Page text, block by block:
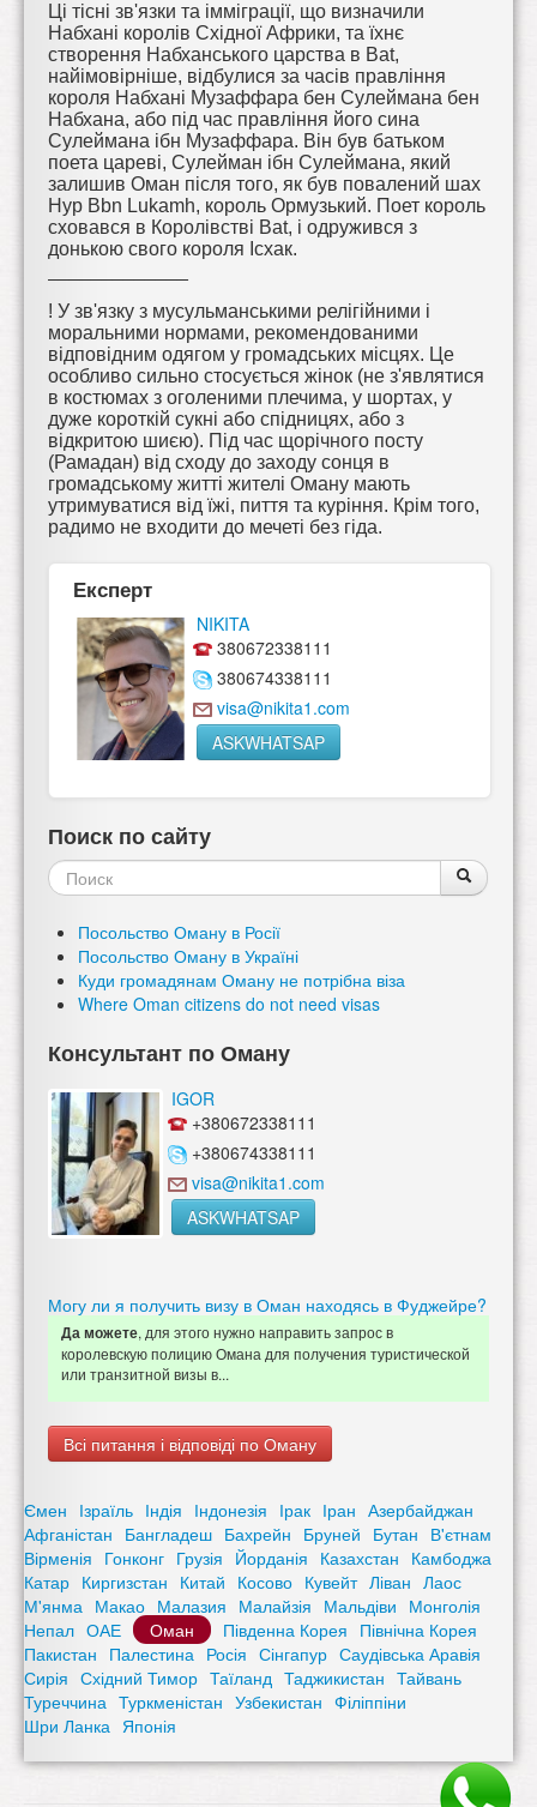
Ці тісні зв'язки та імміграції, що визначили
Набхані королів Східної Африки, та їхнє
створення Набханського царства в Bat,
найімовірніше, відбулися за часів правління
короля Набхані Музаффара бен Сулеймана бен
Набхана, або під час правління його сина
Сулеймана ібн Музаффара. Він був батьком
поета цареві, Сулейман ібн Сулеймана, який
залишив Оман після того, як був повалений шах
Нур Bbn Lukamh, король Ормузький. Поет король
сховався в Королівстві Bat, і одружився з
донькою свого короля Ісхак.
! У зв'язку з мусульманськими релігійними і
моральними нормами, рекомендованими
відповідним одягом у громадських місцях. Це
особливо сильно стосується жінок (не з'являтися
в костюмах з оголеними плечима, у шортах, у
дуже короткій сукні або спідницях, або з
відкритою шиєю). Під час щорічного посту
(Рамадан) від сходу до заходу сонця в
громадському житті жителі Оману мають
утримуватися від їжі, пиття та куріння. Крім того,
радимо не входити до мечеті без гіда.
Експерт
NIKITA
380672338111
380674338111
visa@nikita1.com
ASKWHATSAP
Поиск по сайту
Форма
поиска
Поиск
Посольство Оману в Росії
Посольство Оману в Україні
Куди громадянам Оману не потрібна віза
Where Oman citizens do not need visas
Консультант по Оману
IGOR
+380672338111
+380674338111
visa@nikita1.com
ASKWHATSAP
Могу ли я получить визу в Оман находясь в Фуджейре?
Да можете, для этого нужно направить запрос в
королевскую полицию Омана для получения туристической
или транзитной визы в...
Всі питання і відповіді по Оману
Ємен Ізраїль Індія Індонезія Ірак Іран Азербайджан
Афганістан Бангладеш Бахрейн Бруней Бутан В'єтнам
Вірменія Гонконг Грузія Йорданія Казахстан Камбоджа
Катар Киргизстан Китай Косово Кувейт Ліван Лаос
М'янма Макао Малазия Малайзія Мальдіви Монголія
Непал ОАЕ Оман Південна Корея Північна Корея
Пакистан Палестина Росія Сінгапур Саудівська Аравія
Сирія Східний Тимор Таїланд Таджикистан Тайвань
Туреччина Туркменістан Узбекистан Філіппіни
Шри Ланка Японія